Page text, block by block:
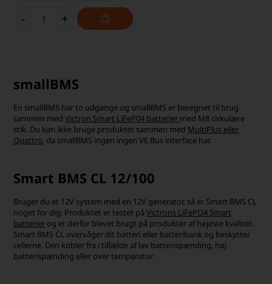
- +
smallBMS
En smallBMS har to udgange og smallBMS er beregnet til brug
sammen medVictron Smart LiFeP04 batterier med M8 cirkulære
stik. Du kan ikke bruge produktet sammen med MultiPlus eller
Quattro, da smallBMS ingen ingen VE.Bus interface har.
Smart BMS CL 12/100
Bruger du et 12V system med en 12V generator, så er Smart BMS CL
noget for dig. Produktet er testet påVictrons LiFePO4 Smart
batterier og er derfor blevet brugt på produkter af højeste kvalitet.
Smart BMS CL overvåger dit batteri eller batteribank og beskytter
cellerne. Den kobler fra i tilfælde af lav batterispænding, høj
batterispænding eller over temperatur.